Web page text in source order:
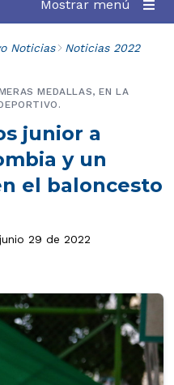
Mostrar menú
Noticias Noticias 2022
junior a
y un
el baloncesto
MEDALLAS, EN LA
29 de 2022